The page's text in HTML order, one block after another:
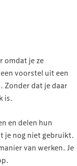
omdat je ze
voorstel uit een
Zonder dat je daar
is.
en delen hun
je nog niet gebruikt.
van werken. Je